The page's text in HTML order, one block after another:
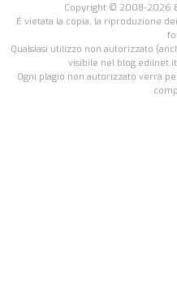
Copyright © 2008-2026
É vietata la copia, la riproduzione
Qualsiasi utilizzo non autorizzato
visibile nel
Ogni plagio non autorizzato verrà